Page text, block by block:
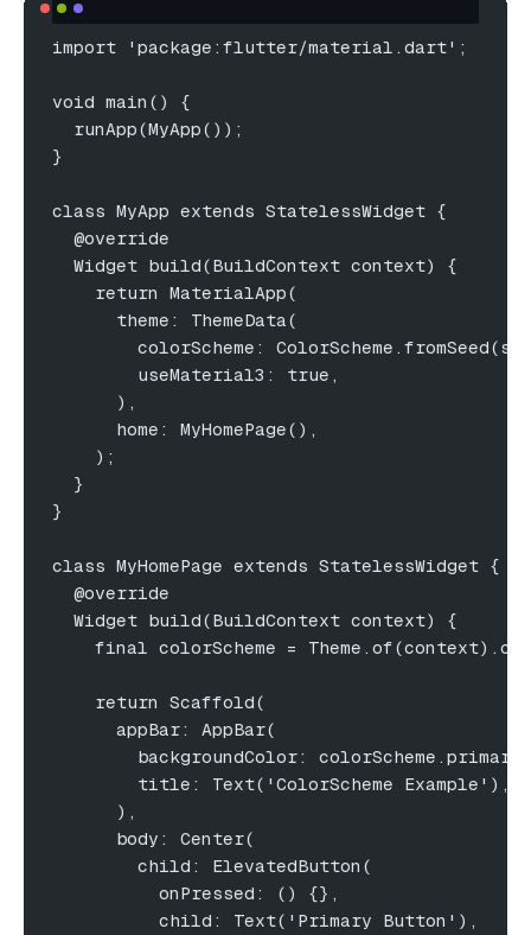
import 'package:flutter/material.dart';
void main() {
  runApp(MyApp());
}
class MyApp extends StatelessWidget {
  @override
  Widget build(BuildContext context) {
    return MaterialApp(
      theme: ThemeData(
colorScheme:
        useMaterial3: true,
      ),
      home: MyHomePage(),
    );
  }
}
class MyHomePage extends StatelessWidget {
  @override
  Widget build(BuildContext context) {
final colorScheme =
    return Scaffold(
      appBar: AppBar(
        backgroundColor: colorScheme.primary,
        title: Text('ColorScheme Example'),
      ),
      body: Center(
        child: ElevatedButton(
          onPressed: () {},
          child: Text('Primary Button'),